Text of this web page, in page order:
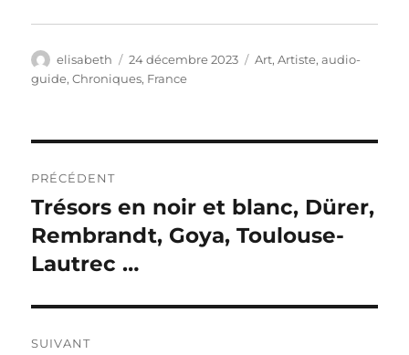
Auteur
elisabeth
Publié
le
24 décembre 2023 Catégories
Art,Artiste,audio-
guide,Chroniques, France
de
l’article
PRÉCÉDENT
Publication
précédente :
Trésors en noir et blanc, Dürer,
Rembrandt, Goya, Toulouse-
Lautrec …
SUIVANT